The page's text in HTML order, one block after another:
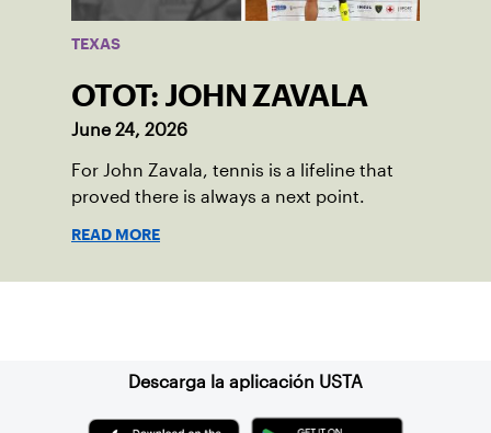
TEXAS
OTOT: JOHN ZAVALA
June 24, 2026
For John Zavala, tennis is a lifeline that
proved there is always a next point.
READ MORE
Descarga la aplicación USTA